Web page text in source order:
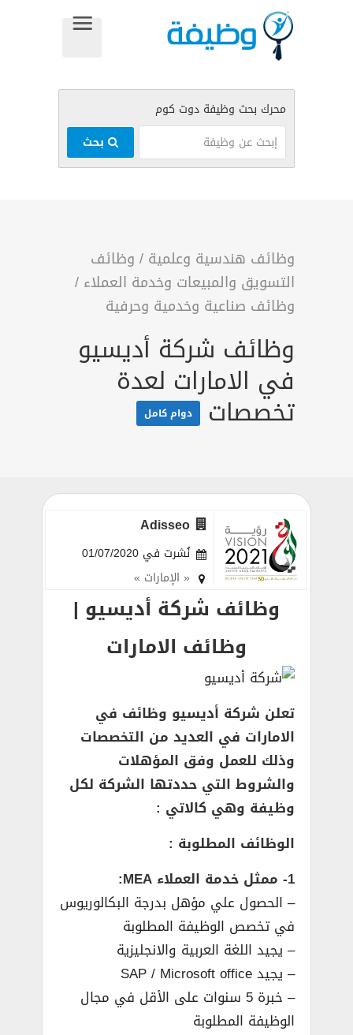
وظائف هندسية وعلمية / وظائف
التسويق والمبيعات وخدمة العملاء /
وظائف صناعية وخدمية وحرفية
وظائف شركة أديسيو
في الامارات لعدة
تخصصات دوام كامل
Adisseo
نُشرت في 01/07/2020
« الإمارات »
وظائف شركة أديسيو |
وظائف الامارات
تعلن شركة أديسيو وظائف في
الامارات في العديد من التخصصات
وذلك للعمل وفق المؤهلات
والشروط التي حددتها الشركة لكل
وظيفة وهي كالاتي :
الوظائف المطلوبة :
1- ممثل خدمة العملاء MEA:
– الحصول علي مؤهل بدرجة البكالوريوس
في تخصص الوظيفة المطلوبة
– يجيد اللغة العربية والانجليزية
– يجيد SAP / Microsoft office
– خبرة 5 سنوات على الأقل في مجال
الوظيفة المطلوبة